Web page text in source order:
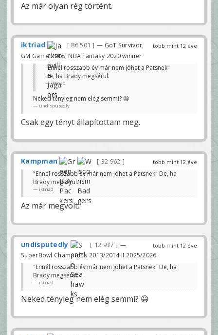
Az már olyan rég történt.
több mint 12 éve
iktriad 86 501
— GoT Survivor,
GM Game 2018, NBA Fantasy 2020 winner
"Ennél rosszabb év már nem jöhet a Patsnek"
De, ha Brady megsérül.
iktriad
Neked tényleg nem elég semmi? 😀
undisputedly
Csak egy tényt állapítottam meg.
több mint 12 éve
Kampman
32 962
"Ennél rosszabb év már nem jöhet a Patsnek" De, ha
Brady megsérül.
iktriad
Az már megvolt.
több mint 12 éve
undisputedly 12 937
—
SuperBowl Champions 2013/2014 II 2025/2026
"Ennél rosszabb év már nem jöhet a Patsnek" De, ha
Brady megsérül.
iktriad
Neked tényleg nem elég semmi? 😀